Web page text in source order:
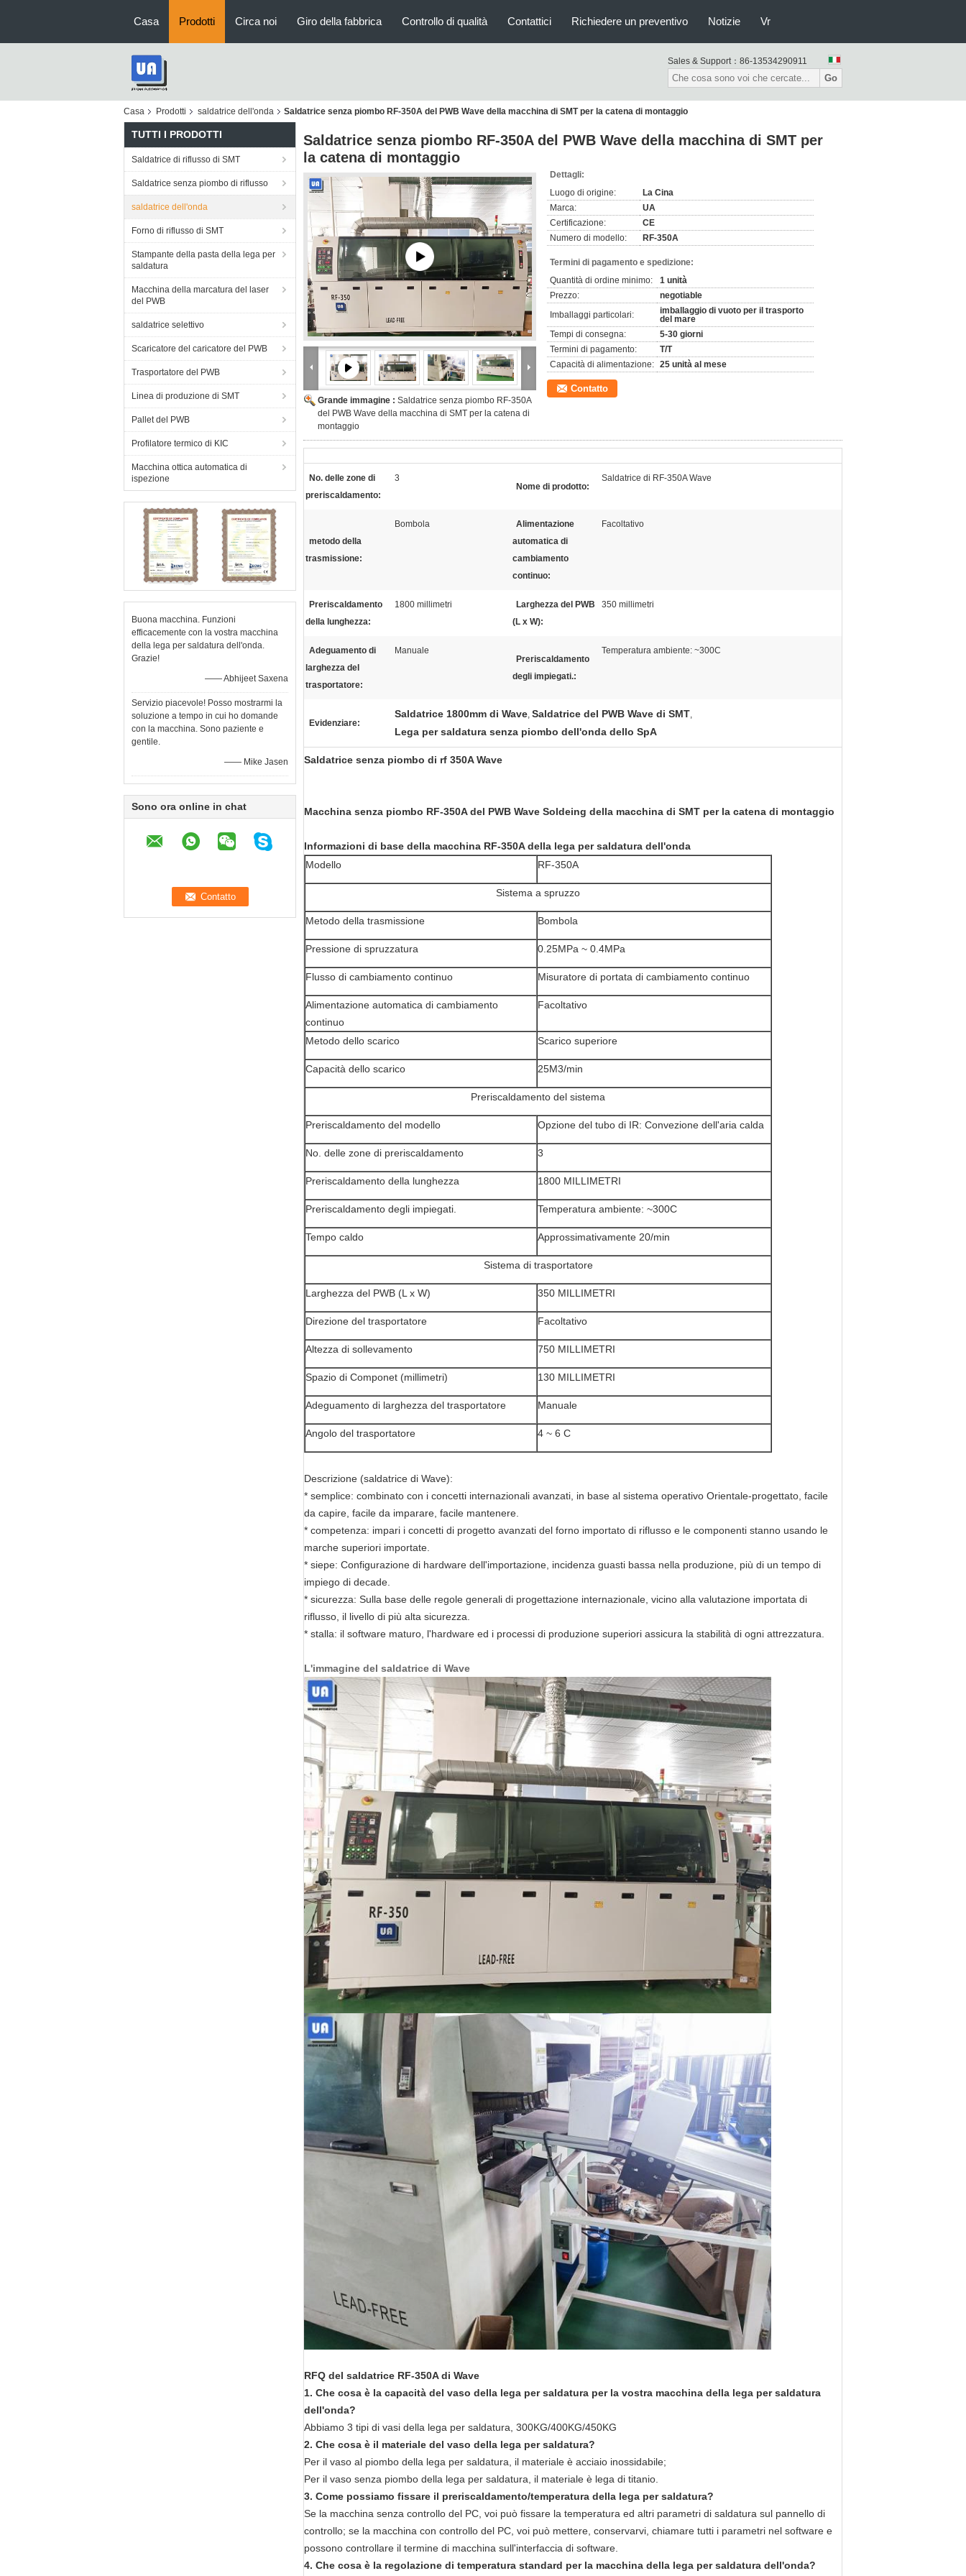
Casa Prodotti Circa noi Giro della fabbrica Controllo di qualità Contattici Richiedere un preventivo Notizie Vr
Sales & Support： 86-13534290911
Go
Casa Prodotti saldatrice dell'onda Saldatrice senza piombo RF-350A del PWB Wave della macchina di SMT per la catena di montaggio
TUTTI I PRODOTTI
Saldatrice di riflusso di SMT
Saldatrice senza piombo di riflusso
saldatrice dell'onda
Forno di riflusso di SMT
Stampante della pasta della lega per
saldatura
Macchina della marcatura del laser
del PWB
saldatrice selettivo
Scaricatore del caricatore del PWB
Trasportatore del PWB
Linea di produzione di SMT
Pallet del PWB
Profilatore termico di KIC
Macchina ottica automatica di
ispezione
Buona macchina. Funzioni
efficacemente con la vostra macchina
della lega per saldatura dell'onda.
Grazie!
—— Abhijeet Saxena
Servizio piacevole! Posso mostrarmi la
soluzione a tempo in cui ho domande
con la macchina. Sono paziente e
gentile.
—— Mike Jasen
Sono ora online in chat
Saldatrice senza piombo RF-350A del PWB Wave della macchina di SMT per
la catena di montaggio
Grande immagine : Saldatrice senza piombo RF-350A
del PWB Wave della macchina di SMT per la catena di
montaggio
Dettagli:
Luogo di origine:
La Cina
Marca:
UA
Certificazione:
CE
Numero di modello:
RF-350A
Termini di pagamento e spedizione:
Quantità di ordine minimo:
1 unità
Prezzo:
negotiable
Imballaggi particolari:
imballaggio di vuoto per il trasporto
del mare
Tempi di consegna:
5-30 giorni
Termini di pagamento:
T/T
Capacità di alimentazione: 25 unità al mese
Contatto
No. delle zone di
preriscaldamento:
3
Nome di prodotto:
Saldatrice di RF-350A Wave
metodo della
trasmissione:
Bombola
Alimentazione
automatica di
cambiamento
continuo:
Facoltativo
Preriscaldamento
della lunghezza:
1800 millimetri
Larghezza del PWB
(L x W):
350 millimetri
Adeguamento di
larghezza del
trasportatore:
Manuale
Preriscaldamento
degli impiegati.:
Temperatura ambiente: ~300C
Evidenziare:
Saldatrice 1800mm di Wave, Saldatrice del PWB Wave di SMT,
Lega per saldatura senza piombo dell'onda dello SpA
Saldatrice senza piombo di rf 350A Wave
Macchina senza piombo RF-350A del PWB Wave Soldeing della macchina di SMT per la catena di montaggio
Informazioni di base della macchina RF-350A della lega per saldatura dell'onda
Modello
RF-350A
Sistema a spruzzo
Metodo della trasmissione Bombola
Pressione di spruzzatura 0.25MPa ~ 0.4MPa
Flusso di cambiamento continuo Misuratore di portata di cambiamento continuo
Alimentazione automatica di cambiamento
continuo
Facoltativo
Metodo dello scarico Scarico superiore
Capacità dello scarico 25M3/min
Preriscaldamento del sistema
Preriscaldamento del modello Opzione del tubo di IR: Convezione dell'aria calda
No. delle zone di preriscaldamento 3
Preriscaldamento della lunghezza 1800 MILLIMETRI
Preriscaldamento degli impiegati. Temperatura ambiente: ~300C
Tempo caldo Approssimativamente 20/min
Sistema di trasportatore
Larghezza del PWB (L x W) 350 MILLIMETRI
Direzione del trasportatore Facoltativo
Altezza di sollevamento 750 MILLIMETRI
Spazio di Componet (millimetri) 130 MILLIMETRI
Adeguamento di larghezza del trasportatore Manuale
Angolo del trasportatore 4 ~ 6 C
Descrizione (saldatrice di Wave):
* semplice: combinato con i concetti internazionali avanzati, in base al sistema operativo Orientale-progettato, facile
da capire, facile da imparare, facile mantenere.
* competenza: impari i concetti di progetto avanzati del forno importato di riflusso e le componenti stanno usando le
marche superiori importate.
* siepe: Configurazione di hardware dell'importazione, incidenza guasti bassa nella produzione, più di un tempo di
impiego di decade.
* sicurezza: Sulla base delle regole generali di progettazione internazionale, vicino alla valutazione importata di
riflusso, il livello di più alta sicurezza.
* stalla: il software maturo, l'hardware ed i processi di produzione superiori assicura la stabilità di ogni attrezzatura.
L'immagine del saldatrice di Wave
RFQ del saldatrice RF-350A di Wave
1. Che cosa è la capacità del vaso della lega per saldatura per la vostra macchina della lega per saldatura
dell'onda?
Abbiamo 3 tipi di vasi della lega per saldatura, 300KG/400KG/450KG
2. Che cosa è il materiale del vaso della lega per saldatura?
Per il vaso al piombo della lega per saldatura, il materiale è acciaio inossidabile;
Per il vaso senza piombo della lega per saldatura, il materiale è lega di titanio.
3. Come possiamo fissare il preriscaldamento/temperatura della lega per saldatura?
Se la macchina senza controllo del PC, voi può fissare la temperatura ed altri parametri di saldatura sul pannello di
controllo; se la macchina con controllo del PC, voi può mettere, conservarvi, chiamare tutti i parametri nel software e
possono controllare il termine di macchina sull'interfaccia di software.
4. Che cosa è la regolazione di temperatura standard per la macchina della lega per saldatura dell'onda?